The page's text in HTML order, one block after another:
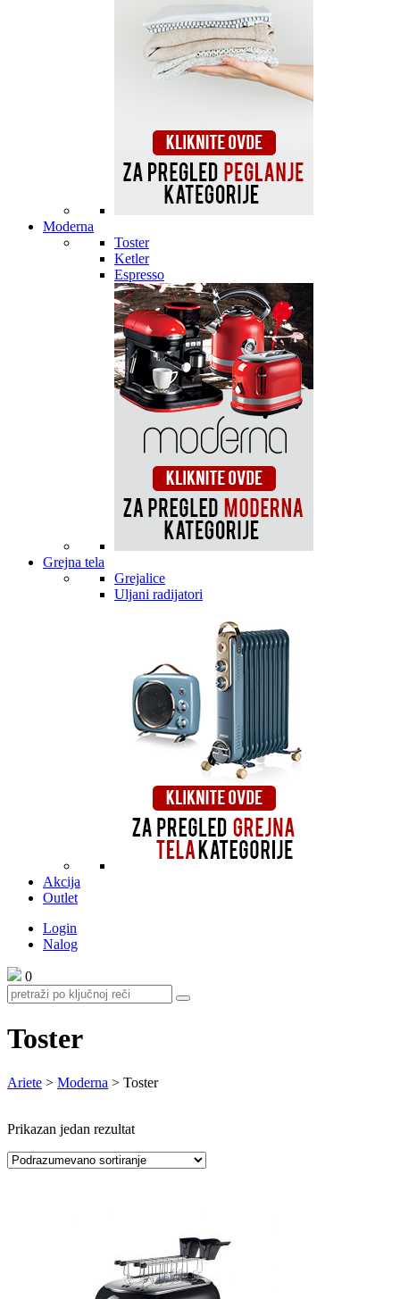
Moderna
Toster
Ketler
Espresso
Grejna tela
Grejalice
Uljani radijatori
Akcija
Outlet
Login
Nalog
0
Toster
Ariete > Moderna > Toster
Prikazan jedan rezultat